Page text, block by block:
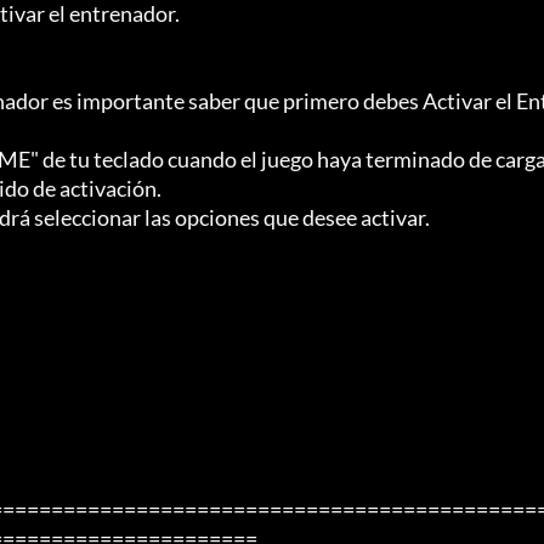
el entrenador.
es importante saber que primero debes Activar el
de tu teclado cuando el juego haya terminado de carga
de activación.
seleccionar las opciones que desee activar.